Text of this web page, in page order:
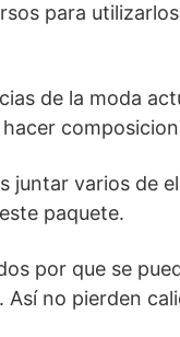
para
de la moda
juntar varios de
paquete.
por que se
no pierden